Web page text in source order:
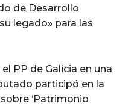
de Desarrollo
legado» para las
PP de Galicia en una
participó en la
‘Patrimonio